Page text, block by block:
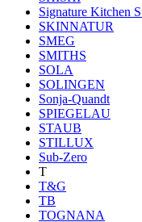
Signature Kitchen
SKINNATUR
SMEG
SMITHS
SOLA
SOLINGEN
Sonja-Quandt
SPIEGELAU
STAUB
STILLUX
Sub-Zero
T
T&G
TB
TOGNANA